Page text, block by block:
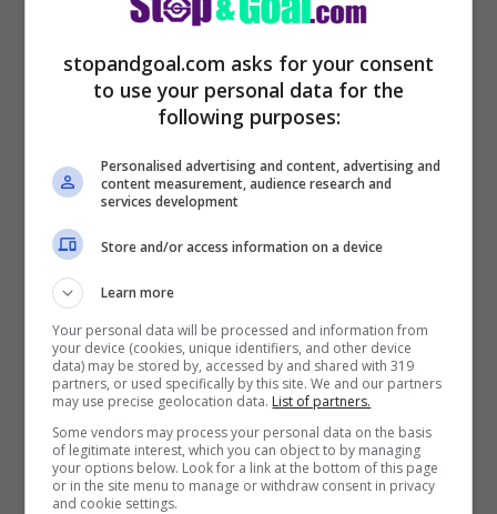
Milanha già mostrato in più occasioni
che nessun giocatore è incedibile o
impossibile da sostituire, anzi. Ora il club
rossonero è pronto a darne l’ennesima
dimostrazione, al giusto prezzo tutti sono
cedibili e allora occhio a quello che può
accadere aReijnders.
Sono diversi i club che hanno messo il
talento nel mirino perché proprio in queste
stopandgoal.com asks for your consent
to use your personal data for the
following purposes:
Personalised advertising and content, advertising and
content measurement, audience research and
services development
Store and/or access information on a device
Learn more
Your personal data will be processed and information from
your device (cookies, unique identifiers, and other device
data) may be stored by, accessed by and shared with 319
partners, or used specifically by this site. We and our partners
may use precise geolocation data. List of partners.
Some vendors may process your personal data on the basis
of legitimate interest, which you can object to by managing
your options below. Look for a link at the bottom of this page
or in the site menu to manage or withdraw consent in privacy
and cookie settings.